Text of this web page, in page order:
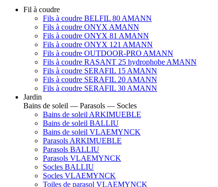
Fil à coudre
Fils à coudre BELFIL 80 AMANN
Fils à coudre ONYX AMANN
Fils à coudre ONYX 81 AMANN
Fils à coudre ONYX 121 AMANN
Fils à coudre OUTDOOR-PRO AMANN
Fils à coudre RASANT 25 hydrophobe AMANN
Fils à coudre SERAFIL 15 AMANN
Fils à coudre SERAFIL 20 AMANN
Fils à coudre SERAFIL 30 AMANN
Jardin
Bains de soleil — Parasols — Socles
Bains de soleil ARKIMUEBLE
Bains de soleil BALLIU
Bains de soleil VLAEMYNCK
Parasols ARKIMUEBLE
Parasols BALLIU
Parasols VLAEMYNCK
Socles BALLIU
Socles VLAEMYNCK
Toiles de parasol VLAEMYNCK